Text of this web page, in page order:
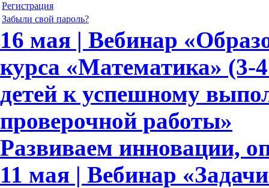
Регистрация
Забыли свой пароль?
16 мая | Вебинар
курса «Математика» (3-
детей к успешному
проверочной работы»
Развиваем инновации,
11 мая | Вебинар